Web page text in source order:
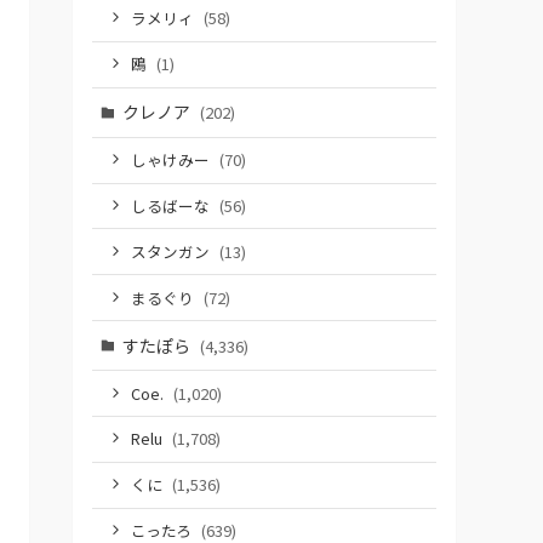
ラメリィ (58)
鴎 (1)
クレノア (202)
しゃけみー (70)
しるばーな (56)
スタンガン (13)
まるぐり (72)
すたぽら (4,336)
Coe. (1,020)
Relu (1,708)
くに (1,536)
こったろ (639)